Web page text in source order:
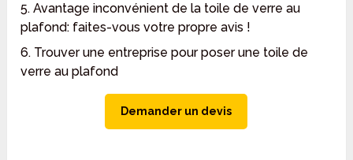
5. Avantage inconvénient de la toile de verre au
plafond: faites-vous votre propre avis !
6. Trouver une entreprise pour poser une toile de
verre au plafond
Demander un devis